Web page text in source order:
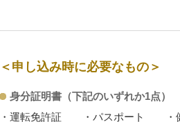
＜申し込み時に必要なもの＞
身分証明書（下記のいずれか1点）
・運転免許証
・パスポート